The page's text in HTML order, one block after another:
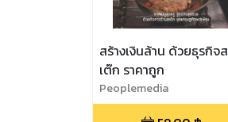
สร้างเงินล้าน ด้วยธุรกิจส
เต๊ก ราคาถูก
Peoplemedia